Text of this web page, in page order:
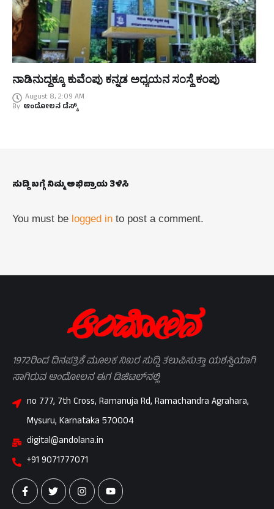
ನಾಡಿನುದ್ದಕ್ಕೂ ಕುವೆಂಪು ಕನ್ನಡ ಅಧ್ಯಯನ ಸಂಸ್ಥೆ ಕಂಪು
August 8, 2:09 AM
By ಆಂದೋಲನ ಡೆಸ್ಕ್
ಸುದ್ದಿ ಬಗ್ಗೆ ನಿಮ್ಮ ಅಭಿಪ್ರಾಯ ತಿಳಿಸಿ
You must be logged in to post a comment.
1972ರಿಂದ ದಿನಪತ್ರಿಕೆ ಮೂಲಕ ನಿಖರ ಸುದ್ದಿ ತಲುಪಿಸುತ್ತಾ ಯಶಸ್ವಿಯಾಗಿ
ಸಾಗಿರುವ ಆಂದೋಲನ ಈಗ ಡಿಜಿಟಲ್‌ನಲ್ಲಿ
no 777, 7th Cross, Ramanuja Rd, Ramachandra Agrahara,
Mysuru, Karnataka 570004
digital@andolana.in
+91 9071777071